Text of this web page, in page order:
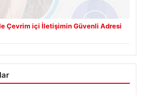
Çevrim içi İletişimin Güvenli Adresi